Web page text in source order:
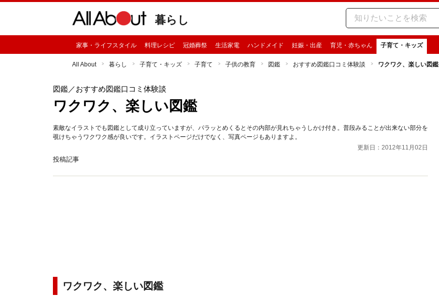
暮らし
家事・ライフスタイル 料理レシピ 冠婚葬祭 生活家電 ハンドメイド 妊娠・出産 育児・赤ちゃん 子育て・キッズ
All About 暮らし 子育て・キッズ 子育て 子供の教育 図鑑 おすすめ図鑑口コミ体験談 ワクワク、楽しい図鑑
図鑑／おすすめ図鑑口コミ体験談
ワクワク、楽しい図鑑
素敵なイラストでも図鑑として成り立っていますが、パラッとめくるとその内部が見れちゃうしかけ付き。普段みることが出来ない部分を
覗けちゃうワクワク感が良いです。イラストページだけでなく、写真ページもありますよ。
更新日：2012年11月02日
投稿記事
ワクワク、楽しい図鑑